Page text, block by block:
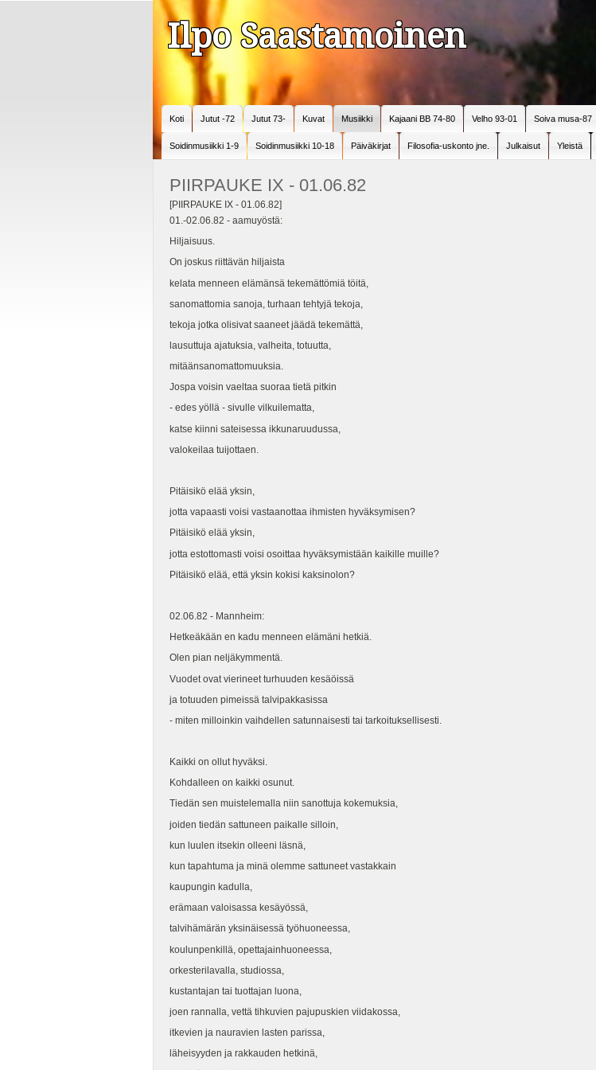
Ilpo Saastamoinen
Koti Jutut -72 Jutut 73- Kuvat Musiikki Kajaani BB 74-80 Velho 93-01 Soiva musa-87
Soidinmusiikki 1-9 Soidinmusiikki 10-18 Päiväkirjat Filosofia-uskonto jne. Julkaisut Yleistä
PIIRPAUKE IX - 01.06.82
[PIIRPAUKE IX - 01.06.82]
01.-02.06.82 - aamuyöstä:
Hiljaisuus.
On joskus riittävän hiljaista
kelata menneen elämänsä tekemättömiä töitä,
sanomattomia sanoja, turhaan tehtyjä tekoja,
tekoja jotka olisivat saaneet jäädä tekemättä,
lausuttuja ajatuksia, valheita, totuutta,
mitäänsanomattomuuksia.
Jospa voisin vaeltaa suoraa tietä pitkin
- edes yöllä - sivulle vilkuilematta,
katse kiinni sateisessa ikkunaruudussa,
valokeilaa tuijottaen.
Pitäisikö elää yksin,
jotta vapaasti voisi vastaanottaa ihmisten hyväksymisen?
Pitäisikö elää yksin,
jotta estottomasti voisi osoittaa hyväksymistään kaikille muille?
Pitäisikö elää, että yksin kokisi kaksinolon?
02.06.82 - Mannheim:
Hetkeäkään en kadu menneen elämäni hetkiä.
Olen pian neljäkymmentä.
Vuodet ovat vierineet turhuuden kesäöissä
ja totuuden pimeissä talvipakkasissa
- miten milloinkin vaihdellen satunnaisesti tai tarkoituksellisesti.
Kaikki on ollut hyväksi.
Kohdalleen on kaikki osunut.
Tiedän sen muistelemalla niin sanottuja kokemuksia,
joiden tiedän sattuneen paikalle silloin,
kun luulen itsekin olleeni läsnä,
kun tapahtuma ja minä olemme sattuneet vastakkain
kaupungin kadulla,
erämaan valoisassa kesäyössä,
talvihämärän yksinäisessä työhuoneessa,
koulunpenkillä, opettajainhuoneessa,
orkesterilavalla, studiossa,
kustantajan tai tuottajan luona,
joen rannalla, vettä tihkuvien pajupuskien viidakossa,
itkevien ja nauravien lasten parissa,
läheisyyden ja rakkauden hetkinä,